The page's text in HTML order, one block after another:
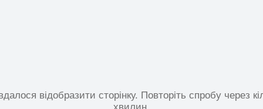
відобразити сторінку. Повторіть спробу через